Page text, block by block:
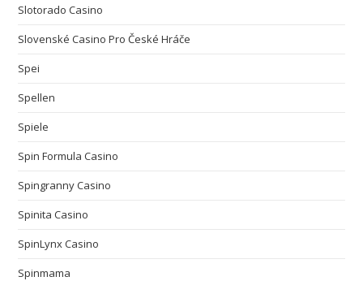
Slotorado Casino
Slovenské Casino Pro České Hráče
Spei
Spellen
Spiele
Spin Formula Casino
Spingranny Casino
Spinita Casino
SpinLynx Casino
Spinmama